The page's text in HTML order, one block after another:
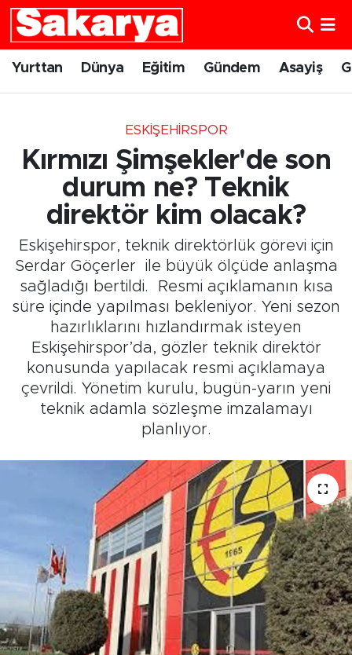
Yurttan Dünya Eğitim Gündem Asayiş
ESKIŞEHIRSPOR
Kırmızı Şimşekler'de son
durum ne? Teknik
direktör kim olacak?
Eskişehirspor, teknik direktörlük görevi için
Serdar Göçerler ile büyük ölçüde anlaşma
sağladığı bertildi. Resmi açıklamanın kısa
süre içinde yapılması bekleniyor. Yeni sezon
hazırlıklarını hızlandırmak isteyen
Eskişehirspor’da, gözler teknik direktör
konusunda yapılacak resmi açıklamaya
çevrildi. Yönetim kurulu, bugün-yarın yeni
teknik adamla sözleşme imzalamayı
planlıyor.
Yurttan
Gündem
Eskişehirspor
Spor
Sağlık
Kültür Sanat
Tarihçe
Söyleşi
Foto Şaka
Teknoloji
Politika
Eskişehir Nöbetçi Eczaneler
Eskişehir Namaz Vakitleri
Eskişehir Trafik Yoğunluk Haritası
Süper Lig Puan Durumu ve Fikstür
Tüm Manşetler
Son Dakika Haberleri
Haber Arşivi